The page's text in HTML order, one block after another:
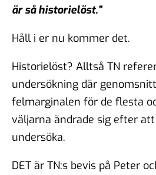
är så historielöst.”
Håll i er nu kommer det.
Historielöst? Alltså TN
undersökning där
felmarginalen för de flesta
väljarna ändrade sig efter
undersöka.
DET är TN:s bevis på Peter